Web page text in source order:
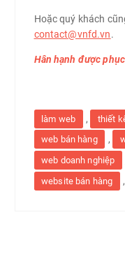
Hoặc quý khách
contact@vnfd.vn.
Hân hạnh được
làm web , thiết
web bán hàng ,
web doanh nghiệp
website bán hàng ,